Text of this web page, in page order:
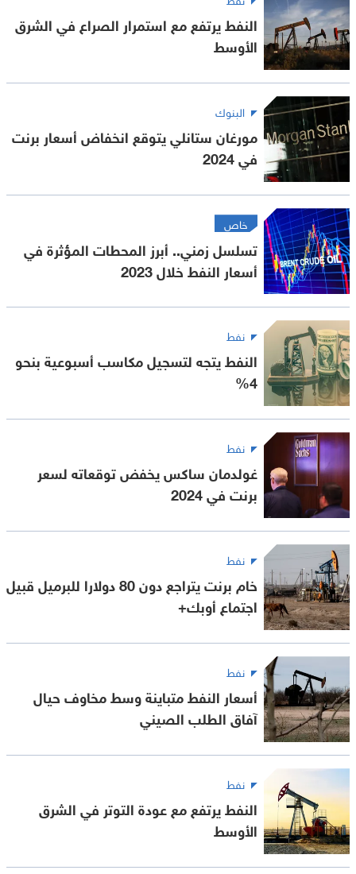
النفط يرتفع مع استمرار الصراع في الشرق
الأوسط
البنوك
مورغان ستانلي يتوقع انخفاض أسعار برنت
في 2024
خاص
تسلسل زمني.. أبرز المحطات المؤثرة في
أسعار النفط خلال 2023
نفط
النفط يتجه لتسجيل مكاسب أسبوعية بنحو
4%
نفط
غولدمان ساكس يخفض توقعاته لسعر
برنت في 2024
نفط
خام برنت يتراجع دون 80 دولارا للبرميل قبيل
اجتماع أوبك+
نفط
أسعار النفط متباينة وسط مخاوف حيال
آفاق الطلب الصيني
نفط
النفط يرتفع مع عودة التوتر في الشرق
الأوسط